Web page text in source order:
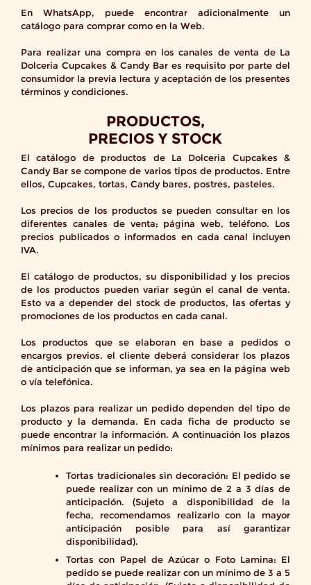
En WhatsApp, puede encontrar adicionalmente un
catálogo para comprar como en la Web.
Para realizar una compra en los canales de venta de La
Dolceria Cupcakes & Candy Bar es requisito por parte del
consumidor la previa lectura y aceptación de los presentes
términos y condiciones.
PRODUCTOS,
PRECIOS Y STOCK
El catálogo de productos de La Dolceria Cupcakes &
Candy Bar se compone de varios tipos de productos. Entre
ellos, Cupcakes, tortas, Candy bares, postres, pasteles.
Los precios de los productos se pueden consultar en los
diferentes canales de venta; página web, teléfono. Los
precios publicados o informados en cada canal incluyen
IVA.
El catálogo de productos, su disponibilidad y los precios
de los productos pueden variar según el canal de venta.
Esto va a depender del stock de productos, las ofertas y
promociones de los productos en cada canal.
Los productos que se elaboran en base a pedidos o
encargos previos. el cliente deberá considerar los plazos
de anticipación que se informan, ya sea en la página web
o vía telefónica.
Los plazos para realizar un pedido dependen del tipo de
producto y la demanda. En cada ficha de producto se
puede encontrar la información. A continuación los plazos
mínimos para realizar un pedido:
Tortas tradicionales sin decoración: El pedido se
puede realizar con un mínimo de 2 a 3 días de
anticipación. (Sujeto a disponibilidad de la
fecha, recomendamos realizarlo con la mayor
anticipación posible para así garantizar
disponibilidad).
Tortas con Papel de Azúcar o Foto Lamina: El
pedido se puede realizar con un mínimo de 3 a 5